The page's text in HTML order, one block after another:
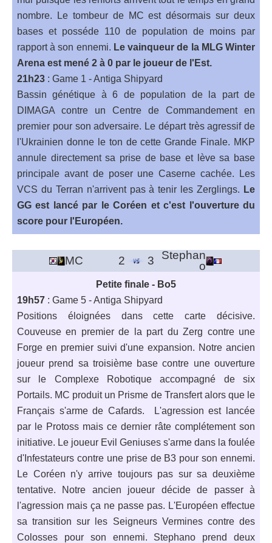
nombre. Le tombeur de MC est désormais sur deux
bases et posséde 110 de population de moins par
rapport à son ennemi. Le vainqueur de la MLG Winter
Arena est mené 2 à 0 par le joueur de l'Est.
21h23 : Game 1 - Antiga Shipyard
Bassin génétique à 6 de population de la part de
DIMAGA contre un Centre de Commandement en
premier pour son adversaire. Le départ très agressif de
l'Ukrainien donne le ton de cette Grande Finale. MKP
annule directement sa prise de base et lève sa base
principale avant de poser une Caserne cachée. Les
VCS du Terran n'arrivent pas à tenir les Zerglings. Le
GG est lancé par le Coréen et c'est l'ouverture du
score pour l'Européen.
MC 2 3
Stephan
o
Petite finale - Bo5
19h57 : Game 5 - Antiga Shipyard
Positions éloignées dans cette carte décisive.
Couveuse en premier de la part du Zerg contre une
Forge en premier suivi d'une expansion. Notre ancien
joueur prend sa troisième base contre une ouverture
sur le Complexe Robotique accompagné de six
Portails. MC produit un Prisme de Transfert alors que le
Français s'arme de Cafards. L'agression est lancée
par le Protoss mais ce dernier râte complétement son
initiative. Le joueur Evil Geniuses s'arme dans la foulée
d'Infestateurs contre une prise de B3 pour son ennemi.
Le Coréen n'y arrive toujours pas sur sa deuxième
tentative. Notre ancien joueur décide de passer à
l'agression mais ça ne passe pas. L'Européen effectue
sa transition sur les Seigneurs Vermines contre des
Colosses pour son ennemi. Stephano prend deux